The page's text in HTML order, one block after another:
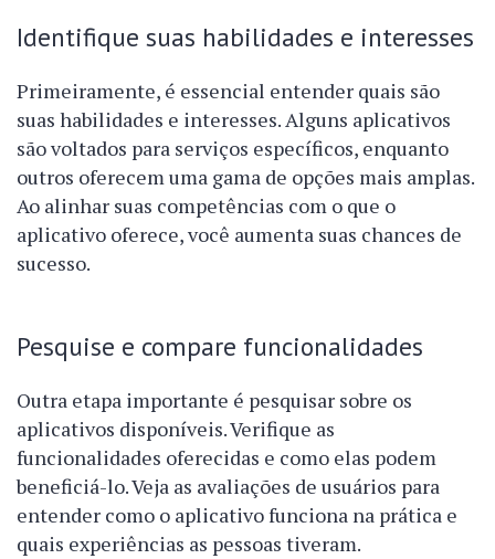
Identifique suas habilidades e interesses
Primeiramente, é essencial entender quais são
suas habilidades e interesses. Alguns aplicativos
são voltados para serviços específicos, enquanto
outros oferecem uma gama de opções mais amplas.
Ao alinhar suas competências com o que o
aplicativo oferece, você aumenta suas chances de
sucesso.
Pesquise e compare funcionalidades
Outra etapa importante é pesquisar sobre os
aplicativos disponíveis. Verifique as
funcionalidades oferecidas e como elas podem
beneficiá-lo. Veja as avaliações de usuários para
entender como o aplicativo funciona na prática e
quais experiências as pessoas tiveram.